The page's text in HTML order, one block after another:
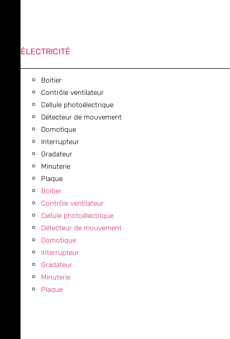
ÉLECTRICITÉ
Boitier
Contrôle ventilateur
Cellule photoélectrique
Détecteur de mouvement
Domotique
Interrupteur
Gradateur
Minuterie
Plaque
Boitier
Contrôle ventilateur
Cellule photoélectrique
Détecteur de mouvement
Domotique
Interrupteur
Gradateur
Minuterie
Plaque